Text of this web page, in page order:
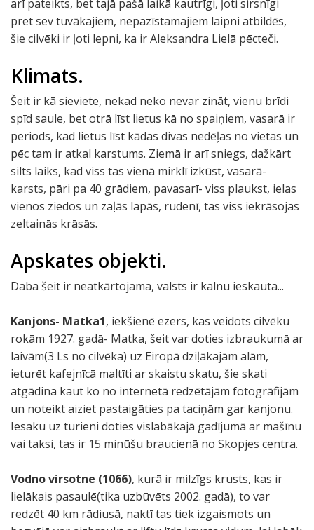
arī pateikts, bet tajā pašā laikā kautrīgi, ļoti sirsnīgi
pret sev tuvākajiem, nepazīstamajiem laipni atbildēs,
šie cilvēki ir ļoti lepni, ka ir Aleksandra Lielā pēcteči.
Klimats.
Šeit ir kā sieviete, nekad neko nevar zināt, vienu brīdi
spīd saule, bet otrā līst lietus kā no spaiņiem, vasarā ir
periods, kad lietus līst kādas divas nedēļas no vietas un
pēc tam ir atkal karstums. Ziemā ir arī sniegs, dažkārt
silts laiks, kad viss tas vienā mirklī izkūst, vasarā-
karsts, pāri pa 40 grādiem, pavasarī- viss plaukst, ielas
vienos ziedos un zaļās lapās, rudenī, tas viss iekrāsojas
zeltainās krāsās.
Apskates objekti.
Daba šeit ir neatkārtojama, valsts ir kalnu ieskauta...
Kanjons- Matka1, iekšienē ezers, kas veidots cilvēku
rokām 1927. gadā- Matka, šeit var doties izbraukumā ar
laivām(3 Ls no cilvēka) uz Eiropā dziļākajām alām,
ieturēt kafejnīcā maltīti ar skaistu skatu, šie skati
atgādina kaut ko no internetā redzētājām fotogrāfijām
un noteikt aiziet pastaigāties pa taciņām gar kanjonu.
Iesaku uz turieni doties vislabākajā gadījumā ar mašīnu
vai taksi, tas ir 15 minūšu braucienā no Skopjes centra.
Vodno virsotne (1066), kurā ir milzīgs krusts, kas ir
lielākais pasaulē(tika uzbūvēts 2002. gadā), to var
redzēt 40 km rādiusā, naktī tas tiek izgaismots un